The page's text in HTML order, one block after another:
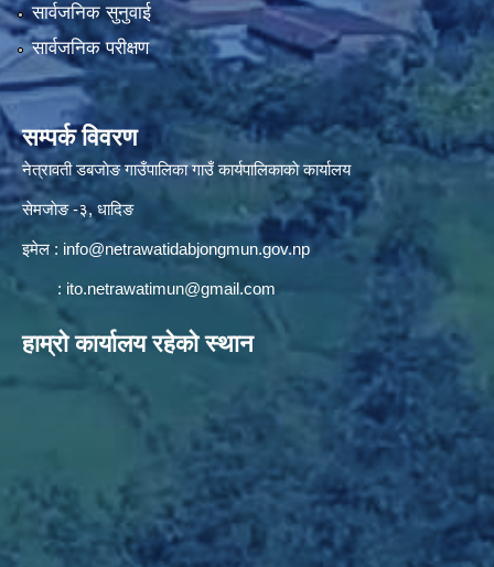
सार्वजनिक सुनुवाई
सार्वजनिक परीक्षण
सम्पर्क विवरण
नेत्रावती डबजाेङ गाउँपालिका गाउँ कार्यपालिकाकाे कार्यालय
सेमजाेङ -३, धादिङ
इमेल : info@netrawatidabjongmun.gov.np
: ito.netrawatimun@gmail.com
हाम्राे कार्यालय रहेकाे स्थान